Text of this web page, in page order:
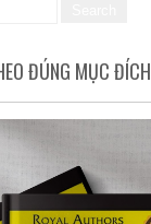
ĐÚNG MỤC ĐÍCH